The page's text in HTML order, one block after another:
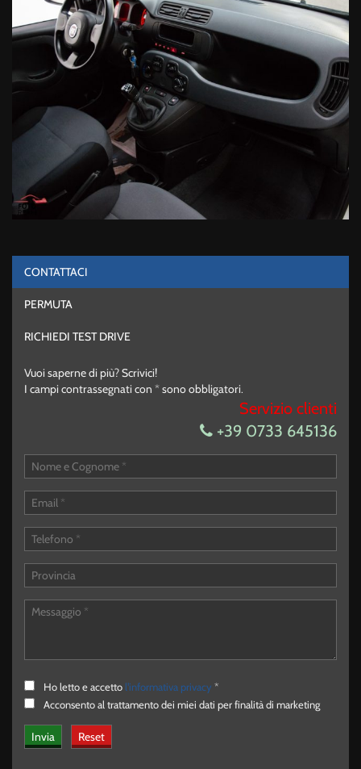
CONTATTACI
PERMUTA
RICHIEDI TEST DRIVE
Vuoi saperne di più? Scrivici!
I campi contrassegnati con * sono obbligatori.
Servizio clienti
+39 0733 645136
Ho letto e accetto l'informativa privacy *
Acconsento al trattamento dei miei dati per finalità di marketing